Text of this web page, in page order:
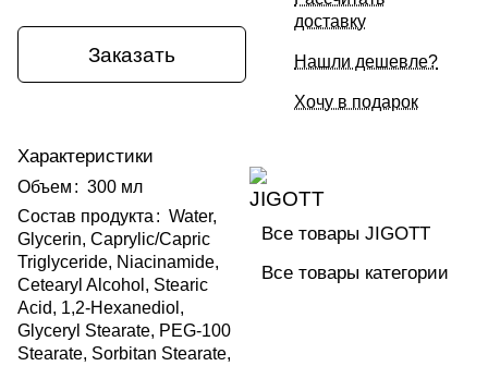
Заказать
Характеристики
Объем : 300 мл
Состав продукта : Water,
Glycerin, Caprylic/Capric
Triglyceride, Niacinamide,
Cetearyl Alcohol, Stearic
Acid, 1,2-Hexanediol,
Glyceryl Stearate, PEG-100
Stearate, Sorbitan Stearate,
доставку
Нашли дешевле?
Хочу в подарок
Все товары JIGOTT
Все товары категории